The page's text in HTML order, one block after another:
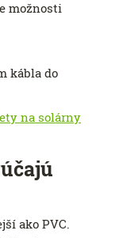
možnosti
kábla do
na solárny
ako PVC.